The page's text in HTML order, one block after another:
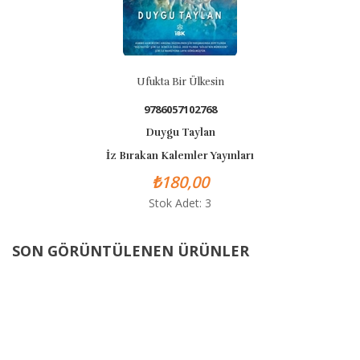
Ufukta Bir Ülkesin
9786057102768
Duygu Taylan
İz Bırakan Kalemler Yayınları
₺180,00
Stok Adet: 3
SON GÖRÜNTÜLENEN ÜRÜNLER